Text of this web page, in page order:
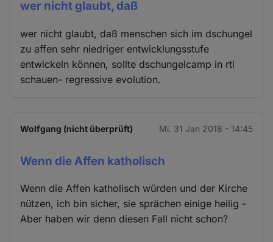
wer nicht glaubt, daß
wer nicht glaubt, daß menschen sich im dschungel
zu affen sehr niedriger entwicklungsstufe
entwickeln können, sollte dschungelcamp in rtl
schauen- regressive evolution.
Wolfgang (nicht überprüft) Mi. 31 Jan 2018 - 14:45
Wenn die Affen katholisch
Wenn die Affen katholisch würden und der Kirche
nützen, ich bin sicher, sie sprächen einige heilig -
Aber haben wir denn diesen Fall nicht schon?